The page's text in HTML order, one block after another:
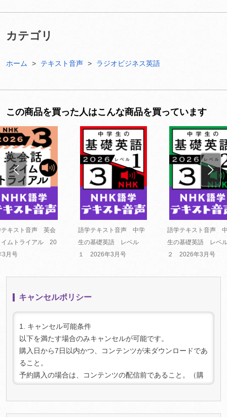
カテゴリ
ホーム テキスト音声 ラジオビジネス英語
この商品を買った人はこんな商品を買っています
テキスト音声 英会
イムトライアル 20
3月号
語学テキスト音声 中学
生の基礎英語 レベル
１ 2026年3月号
語学テキスト音声
生の基礎英語 レベ
２ 2026年3月号
キャンセルポリシー
1. キャンセル可能条件
以下を満たす場合のみキャンセルが可能です。
購入日から7日以内かつ、コンテンツが未ダウンロードであ
ること。
予約購入の場合は、コンテンツの配信前であること。（購
入時点で予約であっても、配信後にダウンロードされた場
合はキャンセルできません）
2. キャンセル手続き: